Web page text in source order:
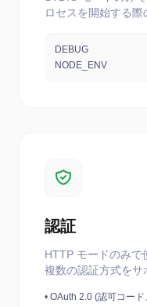
ロセスを開始する際
DEBUG
NODE_ENV
認証
HTTP モードのみで
複数の認証方式をサ
• OAuth 2.0 (認可コー